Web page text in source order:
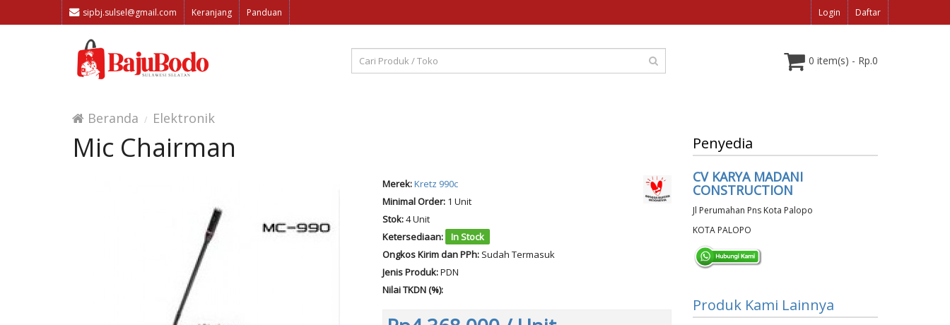
sipbj.sulsel@gmail.com Keranjang Panduan Login Daftar
0 item(s) - Rp.0
Beranda Elektronik
Mic Chairman
Merek:Kretz 990c
Minimal Order:1 Unit
Stok:4 Unit
Ketersediaan:
In Stock
Ongkos Kirim dan PPh: Sudah Termasuk
Jenis Produk:PDN
Nilai TKDN (%):
Penyedia
CV KARYA MADANI
CONSTRUCTION
Jl Perumahan Pns Kota Palopo
KOTA PALOPO
Produk Kami Lainnya